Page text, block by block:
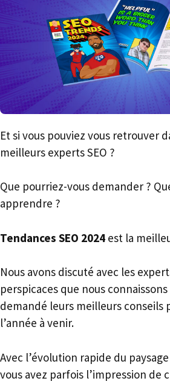
Et si vous pouviez vous retrouver
meilleurs experts SEO ?
Que pourriez-vous demander ?
apprendre ?
Tendances SEO 2024 est la
Nous avons discuté avec les
perspicaces que nous
demandé leurs meilleurs conseils
l’année à venir.
Avec l’évolution rapide du
vous avez parfois l’impression de